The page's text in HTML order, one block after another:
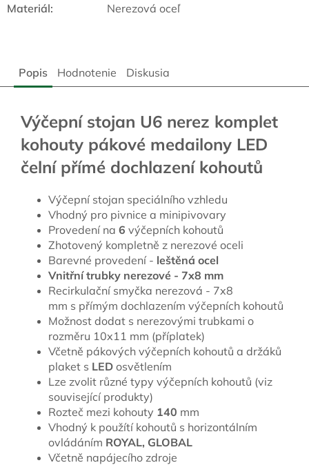
Materiál: Nerezová oceľ
Popis Hodnotenie Diskusia
Výčepní stojan U6 nerez komplet
kohouty pákové medailony LED
čelní přímé dochlazení kohoutů
Výčepní stojan speciálního vzhledu
Vhodný pro pivnice a minipivovary
Provedení na 6 výčepních kohoutů
Zhotovený kompletně z nerezové oceli
Barevné provedení - leštěná ocel
Vnitřní trubky nerezové - 7x8 mm
Recirkulační smyčka nerezová - 7x8
mm s přímým dochlazením výčepních kohoutů
Možnost dodat s nerezovými trubkami o
rozměru 10x11 mm (příplatek)
Včetně pákových výčepních kohoutů a držáků
plaket s LED osvětlením
Lze zvolit různé typy výčepních kohoutů (viz
související produkty)
Rozteč mezi kohouty 140 mm
Vhodný k použítí kohoutů s horizontálním
ovládáním ROYAL, GLOBAL
Včetně napájecího zdroje